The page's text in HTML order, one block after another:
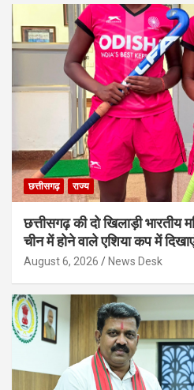
छत्तीसगढ़ राज्य
छत्तीसगढ़ की दो खिलाड़ी भारतीय
चीन में होने वाले एशिया कप में
August 6, 2026 News Desk